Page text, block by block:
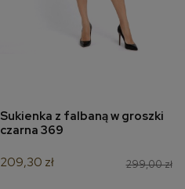
dodaj do koszyka
Sukienka z falbaną w groszki
czarna 369
299,00 zł
209,30 zł